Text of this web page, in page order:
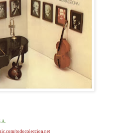
todocoleccion.net